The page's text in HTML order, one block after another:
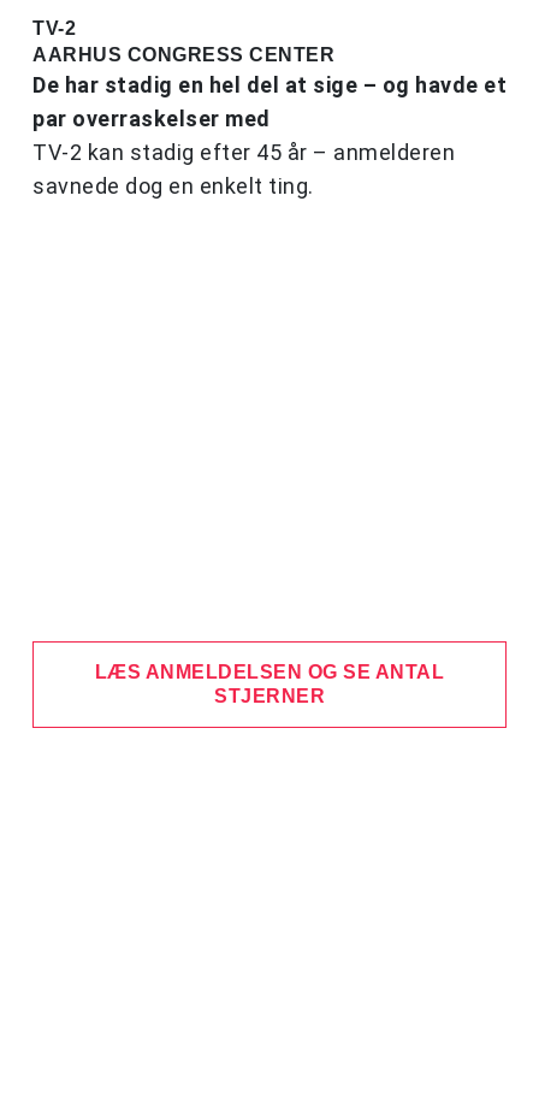
TV-2
AARHUS CONGRESS CENTER
De har stadig en hel del at sige – og havde et
par overraskelser med
TV-2 kan stadig efter 45 år – anmelderen
savnede dog en enkelt ting.
LÆS ANMELDELSEN OG SE ANTAL
STJERNER